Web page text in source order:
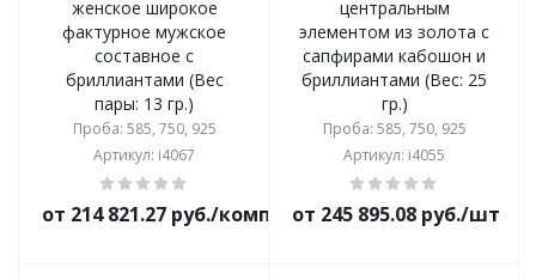
женское широкое
фактурное мужское
составное с
бриллиантами (Вес
пары: 13 гр.)
Проба: 585, 750, 925
Артикул: i4067
от 214 821.27 руб./комплект
центральным
элементом из золота с
сапфирами кабошон и
бриллиантами (Вес: 25
гр.)
Проба: 585, 750, 925
Артикул: i4055
от 245 895.08 руб./шт